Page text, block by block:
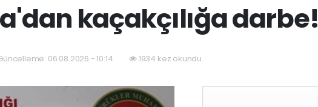
kaçakçılığa darbe!
06.08.2026 - 10:14 1934 kez okundu.